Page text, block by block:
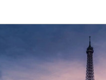
韓国 イギリス